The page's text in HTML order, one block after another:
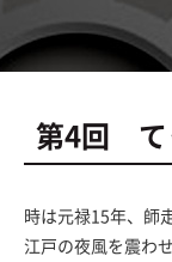
第4回 て
時は元禄15年、師
江戸の夜風を震わ